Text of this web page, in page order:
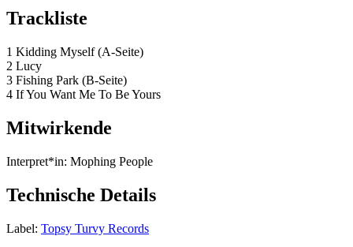
Trackliste
1 Kidding Myself (A-Seite)
2 Lucy
3 Fishing Park (B-Seite)
4 If You Want Me To Be Yours
Mitwirkende
Interpret*in: Mophing People
Technische Details
Label: Topsy Turvy Records